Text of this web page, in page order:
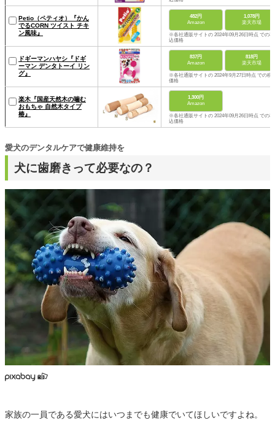
Petio（ペティオ）『かん
でるCORN ツイスト チキ
ン風味』
482円
Amazon
1,078円
楽天市場
※各社通販サイトの 2024年09月26日時点 での税
込価格
ドギーマンハヤシ『ドギ
ーマン デンタトーイ リン
グ』
837円
Amazon
818円
楽天市場
※各社通販サイトの 2024年9月27日時点 での税
価格
楽木『国産天然木の噛む
おもちゃ 自然木タイプ
椿』
1,300円
Amazon
※各社通販サイトの 2024年09月26日時点 での税
込価格
犬に歯磨きって必要なの？
愛犬のデンタルケアで健康維持を
家族の一員である愛犬にはいつまでも健康でいてほしいですよね。